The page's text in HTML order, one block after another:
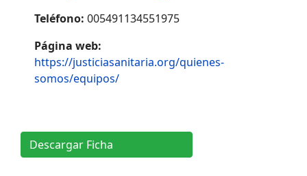
Teléfono: 005491134551975
Página web:
https://justiciasanitaria.org/quienes-
somos/equipos/
Descargar Ficha